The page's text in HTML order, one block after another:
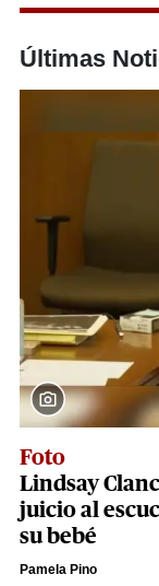
Últimas
Foto
Lindsay
juicio al
su bebé
Pamela Pino